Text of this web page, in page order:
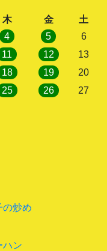
木 金
土
4 5
6
11 12
13
18 19
20
25 26
27
の炒め
ハン